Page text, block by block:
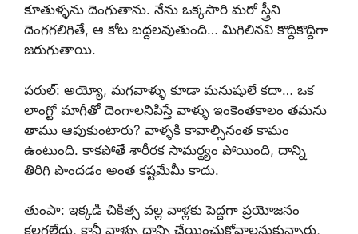
కూతుళ్ళను దెంగుతాను. నేను ఒక్కసారి మరో స్త్రీని
దెంగగలిగితే, ఆ కోట బద్దలవుతుంది… మిగిలినవి కొద్దికొద్దిగా
జరుగుతాయి.
పరుల్: అయ్యో, మగవాళ్ళు కూడా మనుషులే కదా… ఒక
లాంగ్టో మాగీతో దెంగాలనిపిస్తే వాళ్ళు ఇంకెంతకాలం తమను
తాము ఆపుకుంటారు? వాళ్ళకి కావాల్సినంత కామం
ఉంటుంది. కాకపోతే శారీరక సామర్థ్యం పోయింది, దాన్ని
తిరిగి పొందడం అంత కష్టమేమీ కాదు.
తుంపా: ఇక్కడి చికిత్స వల్ల వాళ్లకు పెద్దగా ప్రయోజనం
కలగలేదు, కానీ వాళ్ళు దాన్ని చేయించుకోవాలనుకున్నారు,